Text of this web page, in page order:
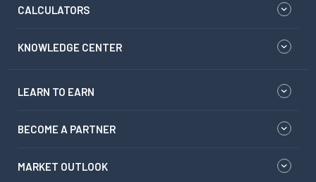
CALCULATORS
KNOWLEDGE CENTER
LEARN TO EARN
BECOME A PARTNER
MARKET OUTLOOK